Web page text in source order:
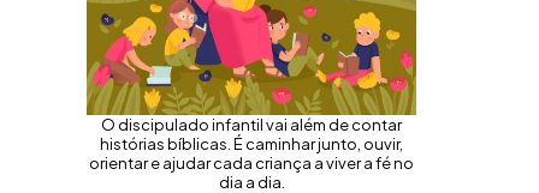
O discipulado infantil vai além de contar
histórias bíblicas. É caminhar junto, ouvir,
orientar e ajudar cada criança a viver a fé no
dia a dia.